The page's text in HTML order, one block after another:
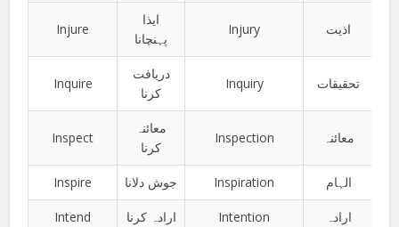
Injure
ایذا
پہنچانا
Injury اذیت
Inquire
دریافت
کرنا
Inquiry تحقیقات
Inspect
معائنہ
کرنا
Inspection معائنہ
Inspire جوش دلانا Inspiration الہام
Intend ارادہ کرنا Intention ارادہ